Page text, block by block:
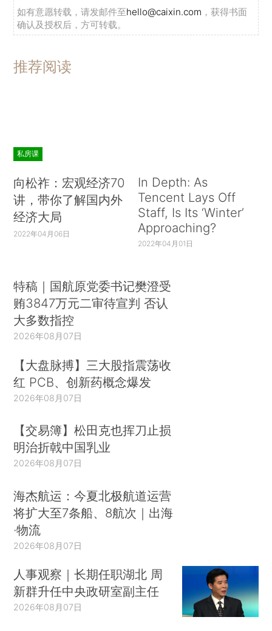
如有意愿转载，请发邮件至hello@caixin.com ，获得书面
确认及授权后，方可转载。
推荐阅读
私房课
向松祚：宏观经济70
讲，带你了解国内外
经济大局
2022年04月06日
In Depth: As
Tencent Lays Off
Staff, Is Its ‘Winter’
Approaching?
2022年04月01日
特稿｜国航原党委书记樊澄受
贿3847万元二审待宣判 否认
大多数指控
2026年08月07日
【大盘脉搏】三大股指震荡收
红 PCB、创新药概念爆发
2026年08月07日
【交易簿】松田克也挥刀止损
明治折戟中国乳业
2026年08月07日
海杰航运：今夏北极航道运营
将扩大至7条船、8航次｜出海
·物流
2026年08月07日
人事观察｜长期任职湖北 周
新群升任中央政研室副主任
2026年08月07日